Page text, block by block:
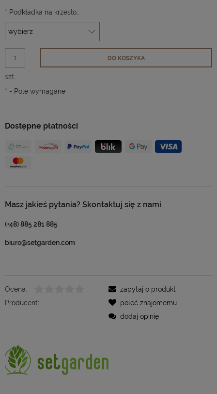
Dostępne płatności
Masz jakieś pytania? Skontaktuj się z nami
(+48) 885 281 885
biuro@setgarden.com
* Podkładka na krzesło::
szt.
DO KOSZYKA
* - Pole wymagane
Ocena:
Producent:
zapytaj o produkt
poleć znajomemu
dodaj opinię